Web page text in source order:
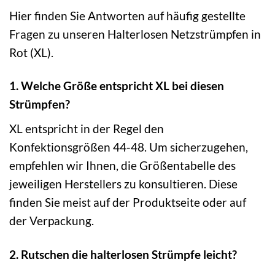
Hier finden Sie Antworten auf häufig gestellte
Fragen zu unseren Halterlosen Netzstrümpfen in
Rot (XL).
1. Welche Größe entspricht XL bei diesen
Strümpfen?
XL entspricht in der Regel den
Konfektionsgrößen 44-48. Um sicherzugehen,
empfehlen wir Ihnen, die Größentabelle des
jeweiligen Herstellers zu konsultieren. Diese
finden Sie meist auf der Produktseite oder auf
der Verpackung.
2. Rutschen die halterlosen Strümpfe leicht?